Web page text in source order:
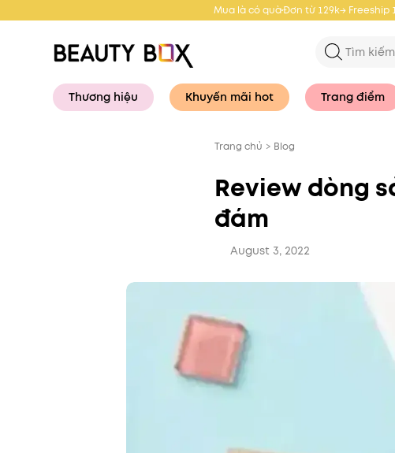
Mua là có quàĐơn từ 129k→ Freeship
Thương hiệu Khuyến mãi hot Trang điểm
Trang chủ > Blog
Review dòng
đám
August 3, 2022